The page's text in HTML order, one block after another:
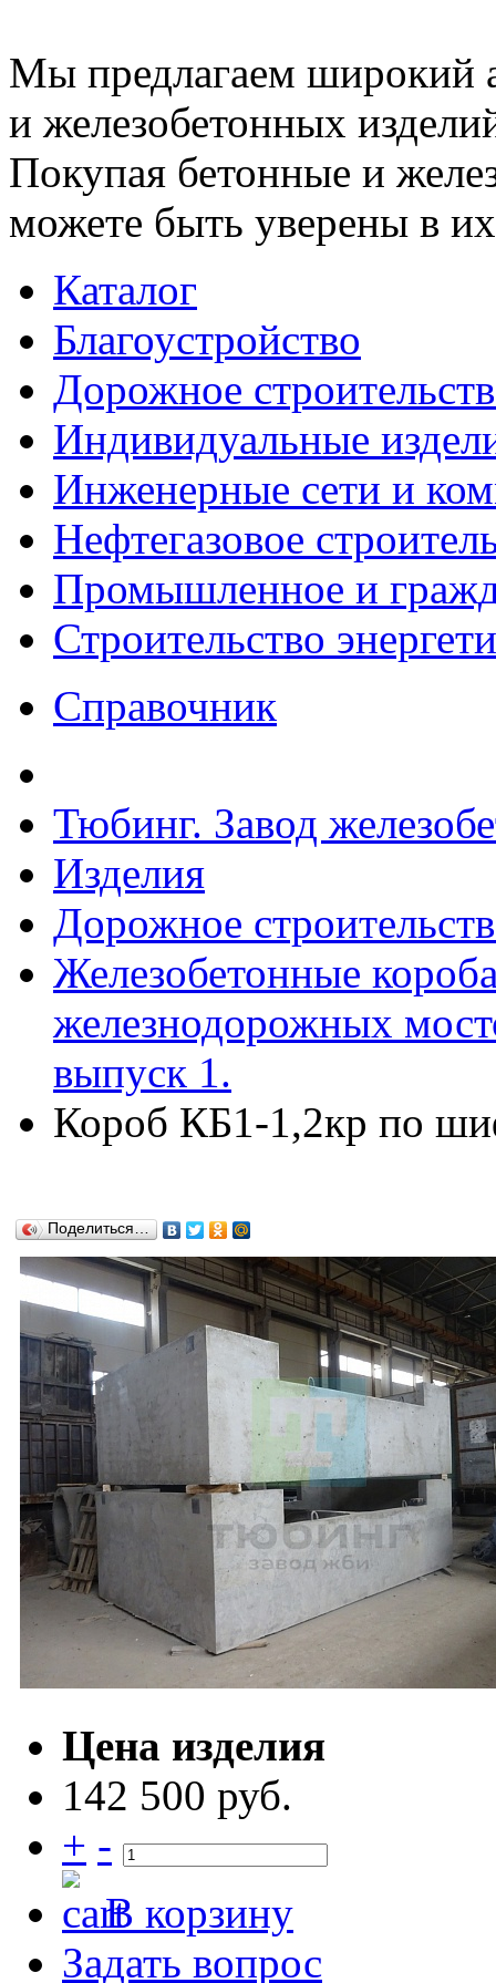
Мы предлагаем широкий
и железобетонных
Покупая бетонные и
можете быть уверены в их
Каталог
Благоустройство
Дорожное
Индивидуальные
Инженерные сети и
Нефтегазовое
Промышленное и
Строительство
Справочник
Тюбинг. Завод
Изделия
Дорожное
Железобетонные
железнодорожных
выпуск 1.
Короб КБ1-1,2кр по
Поделиться…
Цена изделия
142 500 руб.
+ -
В корзину
Задать вопрос